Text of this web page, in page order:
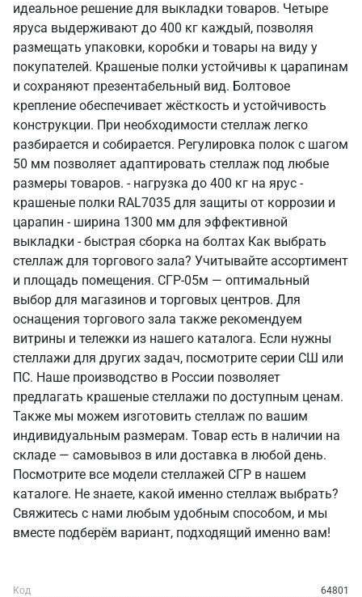
идеальное решение для выкладки товаров. Четыре
яруса выдерживают до 400 кг каждый, позволяя
размещать упаковки, коробки и товары на виду у
покупателей. Крашеные полки устойчивы к царапинам
и сохраняют презентабельный вид. Болтовое
крепление обеспечивает жёсткость и устойчивость
конструкции. При необходимости стеллаж легко
разбирается и собирается. Регулировка полок с шагом
50 мм позволяет адаптировать стеллаж под любые
размеры товаров. - нагрузка до 400 кг на ярус -
крашеные полки RAL7035 для защиты от коррозии и
царапин - ширина 1300 мм для эффективной
выкладки - быстрая сборка на болтах Как выбрать
стеллаж для торгового зала? Учитывайте ассортимент
и площадь помещения. СГР-05м — оптимальный
выбор для магазинов и торговых центров. Для
оснащения торгового зала также рекомендуем
витрины и тележки из нашего каталога. Если нужны
стеллажи для других задач, посмотрите серии СШ или
ПС. Наше производство в России позволяет
предлагать крашеные стеллажи по доступным ценам.
Также мы можем изготовить стеллаж по вашим
индивидуальным размерам. Товар есть в наличии на
складе — самовывоз в или доставка в любой день.
Посмотрите все модели стеллажей СГР в нашем
каталоге. Не знаете, какой именно стеллаж выбрать?
Свяжитесь с нами любым удобным способом, и мы
вместе подберём вариант, подходящий именно вам!
Код
64801